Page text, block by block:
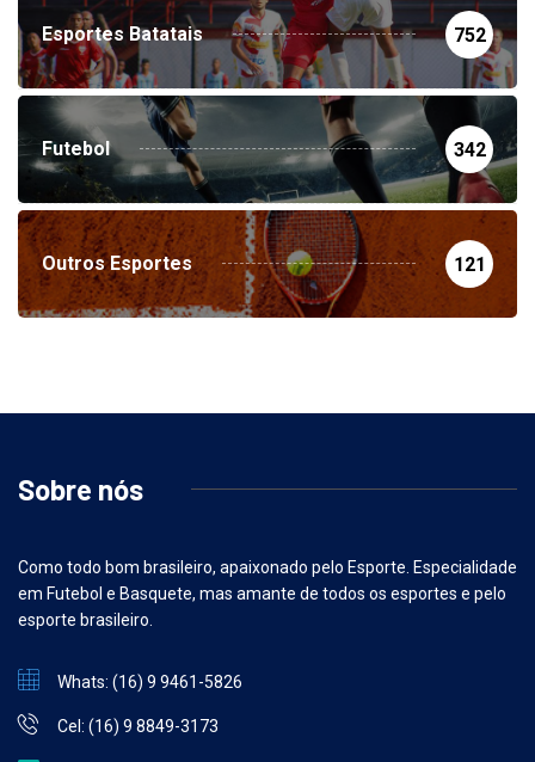
Esportes Batatais 752
Futebol 342
Outros Esportes 121
Sobre nós
Como todo bom brasileiro, apaixonado pelo Esporte. Especialidade
em Futebol e Basquete, mas amante de todos os esportes e pelo
esporte brasileiro.
Whats: (16) 9 9461-5826
Cel: (16) 9 8849-3173